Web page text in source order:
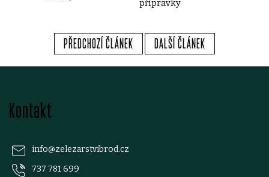
přípravky
PŘEDCHOZÍ ČLÁNEK DALŠÍ ČLÁNEK
Kontakt
info@zelezarstvibrod.cz
737 781 699